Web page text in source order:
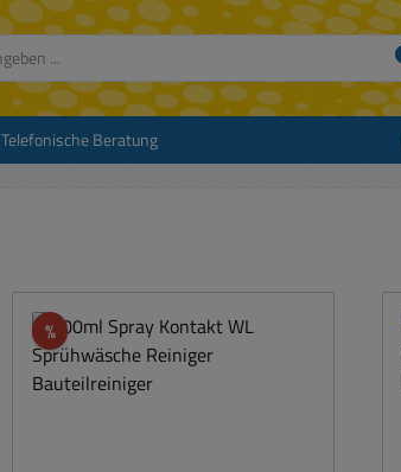
Telefonische Beratung
%Rabatt